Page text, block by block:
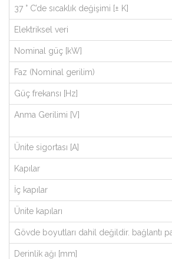
37 ° C’de sıcaklık değişimi [± K]
Elektriksel veri
Nominal güç [kW]
Faz (Nominal gerilim)
Güç frekansı [Hz]
Anma Gerilimi [V]
Ünite sigortası [A]
Kapılar
İç kapılar
Ünite kapıları
Gövde boyutları dahil değildir. bağlantı
Derinlik ağı [mm]